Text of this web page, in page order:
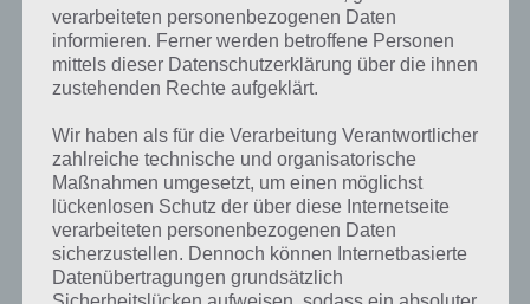
Sekunden gesagt. Wenn innerhalb dieser Zeit keine Steuerung
erfolgt, sollte der Bildschirm ausgehen.
Desweiteren empfiehlt es sich, die niedrigste Stufe bei der
Allerdings geht das nur, wenn die Sonneneinstrahlung gering ist,
denn ansonsten würde man ja nichts erkennen.
Akkuverbrauch senken #2: WLAN, GPS
und mobile Netze
verarbeiteten personenbezogenen Daten
informieren. Ferner werden betroffene Personen
mittels dieser Datenschutzerklärung über die ihnen
zustehenden Rechte aufgeklärt.
Wir haben als für die Verarbeitung Verantwortlicher
zahlreiche technische und organisatorische
Maßnahmen umgesetzt, um einen möglichst
lückenlosen Schutz der über diese Internetseite
verarbeiteten personenbezogenen Daten
sicherzustellen. Dennoch können Internetbasierte
Datenübertragungen grundsätzlich